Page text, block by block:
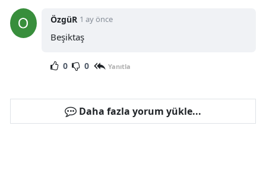
ÖzgüR 1 ay önce
Beşiktaş
0 0 Yanıtla
Daha fazla yorum yükle...